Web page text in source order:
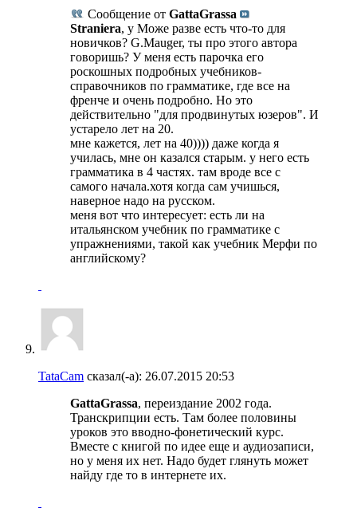
Сообщение от GattaGrassa
Straniera, у Може разве есть что-то для
новичков? G.Mauger, ты про этого автора
говоришь? У меня есть парочка его
роскошных подробных учебников-
справочников по грамматике, где все на
френче и очень подробно. Но это
действительно "для продвинутых юзеров". И
устарело лет на 20.
мне кажется, лет на 40)))) даже когда я
училась, мне он казался старым. у него есть
грамматика в 4 частях. там вроде все с
самого начала.хотя когда сам учишься,
наверное надо на русском.
меня вот что интересует: есть ли на
итальянском учебник по грамматике с
упражнениями, такой как учебник Мерфи по
английскому?
TataCam сказал(-а): 26.07.2015 20:53
GattaGrassa, переиздание 2002 года.
Транскрипции есть. Там более половины
уроков это вводно-фонетический курс.
Вместе с книгой по идее еще и аудиозаписи,
но у меня их нет. Надо будет глянуть может
найду где то в интернете их.